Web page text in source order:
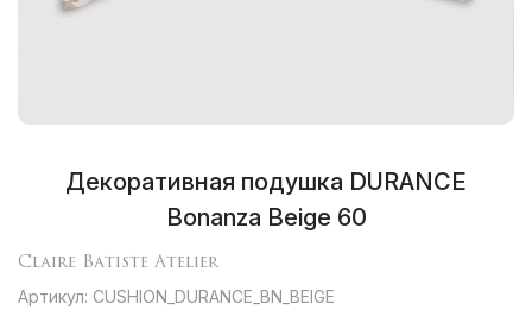
Декоративная подушка DURANCE
Bonanza Beige 60
Claire Batiste Atelier
Артикул: CUSHION_DURANCE_BN_BEIGE